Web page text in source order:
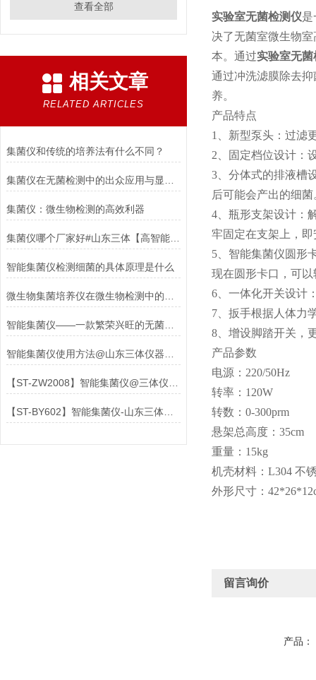
查看全部
相关文章
RELATED ARTICLES
集菌仪和传统的培养法有什么不同？
集菌仪：微生物检测的高效利器
集菌仪哪个厂家好#山东三体【高智能】微生物室高洁净仪器
智能集菌仪检测细菌的具体原理是什么
智能集菌仪——一款繁荣兴旺的无菌微生物室高洁净仪
【ST-BY602】智能集菌仪-山东三体仪器有限公司@2023已更新
实验室无菌检测仪是
决了无菌室微生物
本。通过实验室无菌
通过冲洗滤膜除去
养。
产品特点
1、新型泵头：过滤
2、固定档位设计：
3、分体式的排液槽
后可能会产出的细菌
4、瓶形支架设计：
牢固定在支架上，
5、智能集菌仪圆形
现在圆形卡口，可
6、一体化开关设计
7、扳手根据人体力
8、增设脚踏开关，
产品参数
电源：220/50Hz
转率：120W
转数：0-300prm
悬架总高度：35cm
重量：15kg
机壳材料：L304 不
外形尺寸：
留言询价
产品：